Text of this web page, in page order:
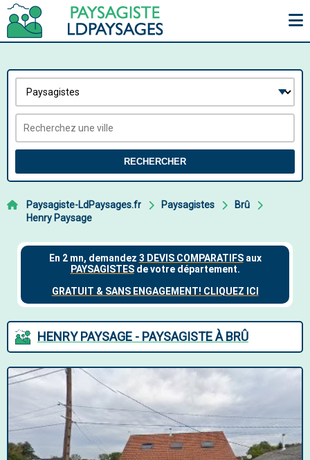
RECHERCHER
Paysagiste-LdPaysages.fr Paysagistes
Brû
Henry Paysage
HENRY PAYSAGE - PAYSAGISTE À BRÛ